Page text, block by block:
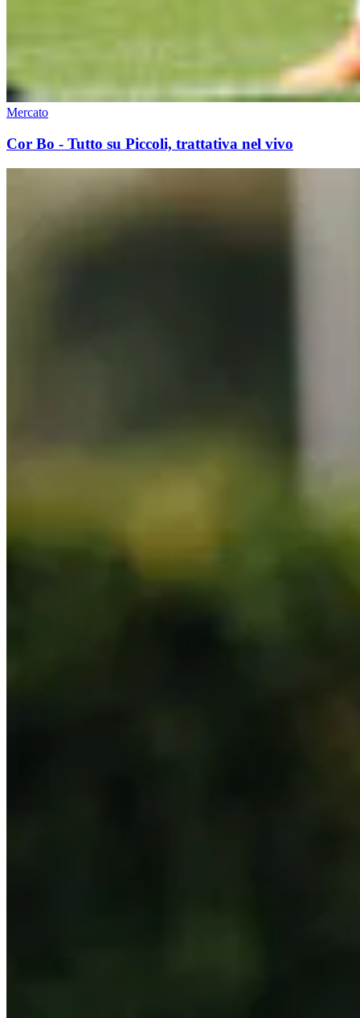
Mercato
Cor Bo - Tutto su Piccoli, trattativa nel vivo